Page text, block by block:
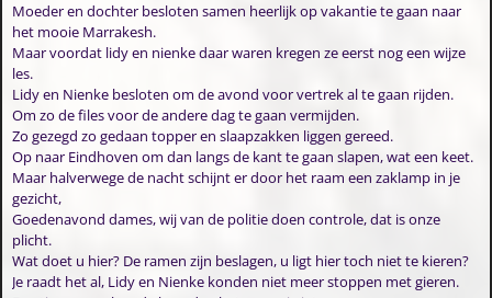
Moeder en dochter besloten samen heerlijk op vakantie te gaan naar
het mooie Marrakesh.
Maar voordat lidy en nienke daar waren kregen ze eerst nog een wijze
les.
Lidy en Nienke besloten om de avond voor vertrek al te gaan rijden.
Om zo de files voor de andere dag te gaan vermijden.
Zo gezegd zo gedaan topper en slaapzakken liggen gereed.
Op naar Eindhoven om dan langs de kant te gaan slapen, wat een keet.
Maar halverwege de nacht schijnt er door het raam een zaklamp in je
gezicht,
Goedenavond dames, wij van de politie doen controle, dat is onze
plicht.
Wat doet u hier? De ramen zijn beslagen, u ligt hier toch niet te kieren?
Je raadt het al, Lidy en Nienke konden niet meer stoppen met gieren.